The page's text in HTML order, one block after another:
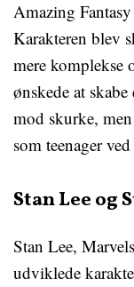
Amazing
Karakteren blev
mere komplekse
ønskede at
mod skurke,
som teenager
Stan Lee og
Stan Lee,
udviklede